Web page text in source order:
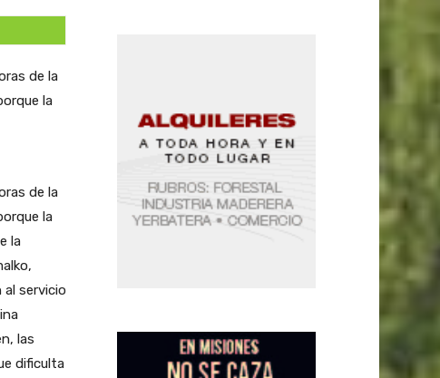
de la
la
de la
la
la
servicio
las
dificulta